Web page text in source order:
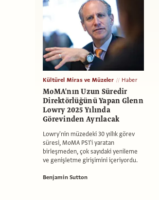
Kültürel Miras ve Müzeler Haber
MoMA'nın Uzun Süredir
Direktörlüğünü Yapan Glenn
Lowry 2025 Yılında
Görevinden Ayrılacak
Lowry'nin müzedeki 30 yıllık görev
süresi, MoMA PS1'i yaratan
birleşmeden, çok sayıdaki yenileme
ve genişletme girişimini içeriyordu.
Benjamin Sutton